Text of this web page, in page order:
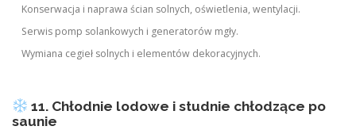
Konserwacja i naprawa ścian solnych, oświetlenia, wentylacji.
Serwis pomp solankowych i generatorów mgły.
Wymiana cegieł solnych i elementów dekoracyjnych.
11. Chłodnie lodowe i studnie chłodzące po
saunie